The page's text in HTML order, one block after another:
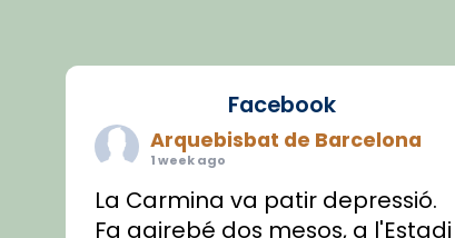
Facebook
Arquebisbat de Barcelona
1 week ago
La Carmina va patir depressió.
Fa gairebé dos mesos, a l'Estadi